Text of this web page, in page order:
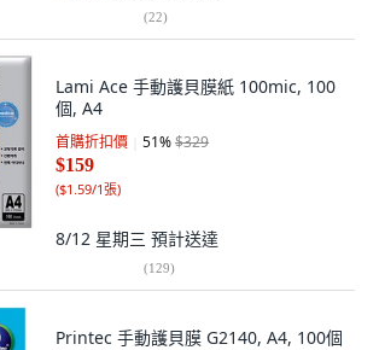
(22)
Lami Ace 手動護貝膜紙 100mic, 100
個, A4
首購折扣價 51%$329
$159
($1.59/1張)
8/12 星期三 預計送達
(129)
Printec 手動護貝膜 G2140, A4, 100個